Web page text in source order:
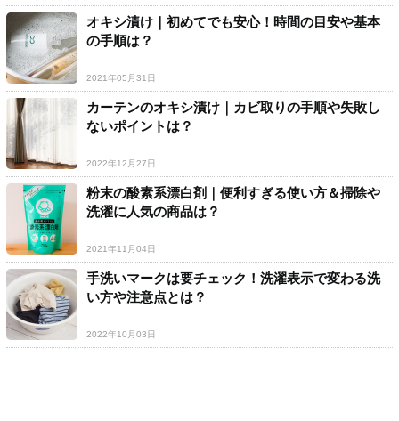
オキシ漬け｜初めてでも安心！時間の目安や基本
の手順は？
2021年05月31日
カーテンのオキシ漬け｜カビ取りの手順や失敗し
ないポイントは？
2022年12月27日
粉末の酸素系漂白剤｜便利すぎる使い方＆掃除や
洗濯に人気の商品は？
2021年11月04日
手洗いマークは要チェック！洗濯表示で変わる洗
い方や注意点とは？
2022年10月03日